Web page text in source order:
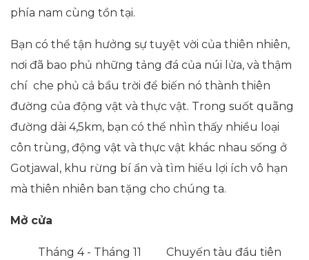
phía nam cùng tồn tại.
Bạn có thể tận hưởng sự tuyệt vời của thiên nhiên,
nơi đã bao phủ những tảng đá của núi lửa, và thậm
chí che phủ cả bầu trời để biến nó thành thiên
đường của động vật và thực vật. Trong suốt quãng
đường dài 4,5km, bạn có thể nhìn thấy nhiều loại
côn trùng, động vật và thực vật khác nhau sống ở
Gotjawal, khu rừng bí ẩn và tìm hiểu lợi ích vô hạn
mà thiên nhiên ban tặng cho chúng ta.
Mở cửa
Tháng 4 - Tháng 11 Chuyến tàu đầu tiên